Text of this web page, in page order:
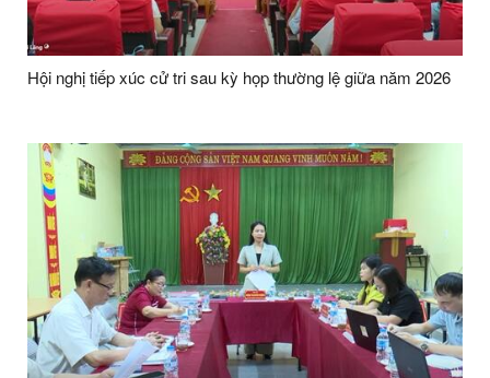
Hội nghị tiếp xúc cử tri sau kỳ họp thường lệ giữa năm 2026